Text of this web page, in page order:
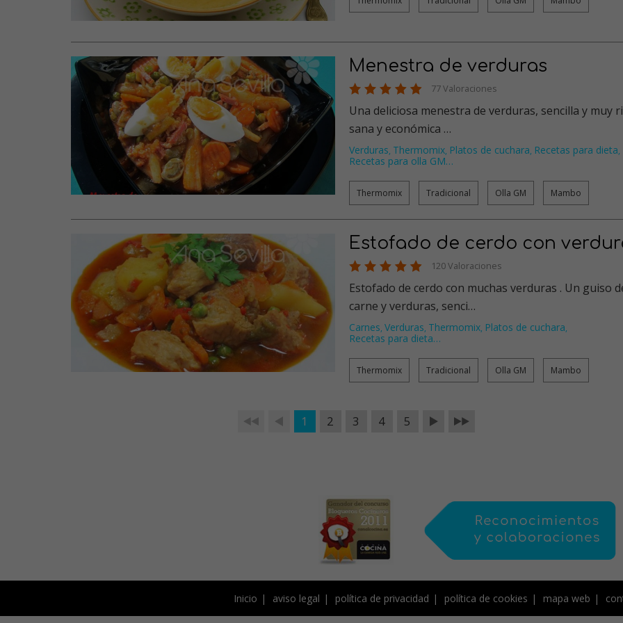
Menestra de verduras
77 Valoraciones
Una deliciosa menestra de verduras, sencilla y muy
sana y económica …
Verduras, Thermomix, Platos de cuchara, Recetas para dieta,
Recetas para olla GM…
Thermomix Tradicional Olla GM Mambo
Estofado de cerdo con
120 Valoraciones
Estofado de cerdo con muchas verduras . Un guiso
carne y verduras, senci…
Carnes, Verduras, Thermomix, Platos de cuchara,
Recetas para dieta…
Thermomix Tradicional Olla GM Mambo
1 2 3 4 5
Inicio aviso legal política de privacidad política de cookies mapa web